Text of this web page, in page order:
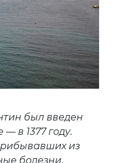
был введен
в 1377 году.
из
болезни,